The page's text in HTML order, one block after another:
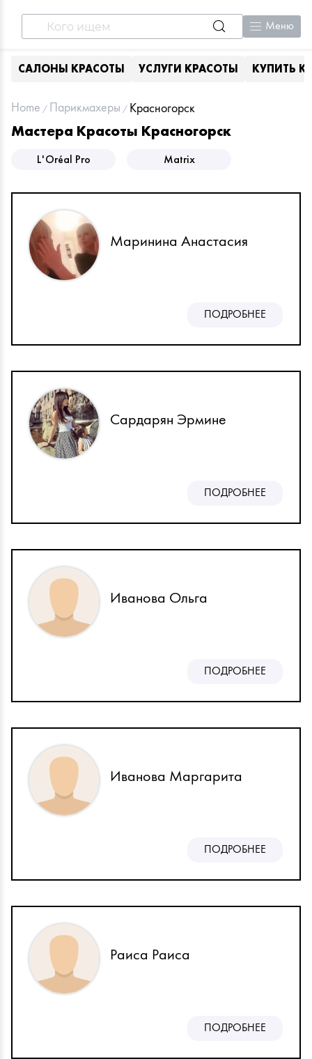
Меню
САЛОНЫ КРАСОТЫ УСЛУГИ КРАСОТЫ КУПИТЬ
Home Парикмахеры Красногорск
Мастера Красоты Красногорск
L'Oréal Pro Matrix
Маринина Анастасия
ПОДРОБНЕЕ
Сардарян Эрмине
ПОДРОБНЕЕ
Иванова Ольга
ПОДРОБНЕЕ
Иванова Маргарита
ПОДРОБНЕЕ
Раиса Раиса
ПОДРОБНЕЕ